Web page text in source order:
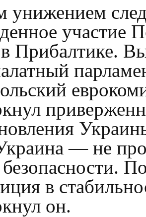
унижением
участие
— не
в
он.